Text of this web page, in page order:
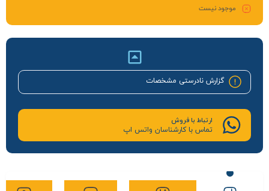
موجود نیست
گزارش نادرستی مشخصات
ارتباط با فروش
تماس با کارشناسان واتس اپ